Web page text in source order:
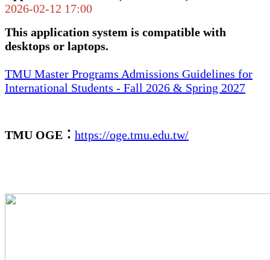
2026-02-12 17:00
This application system is compatible with
desktops or laptops.
TMU Master Programs Admissions Guidelines for
International Students - Fall 2026 & Spring 2027
TMU OGE： https://oge.tmu.edu.tw/